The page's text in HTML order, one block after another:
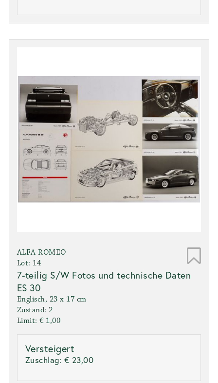
ALFA ROMEO
Lot: 14
7-teilig S/W Fotos und technische Daten
ES 30
Englisch, 23 x 17 cm
Zustand: 2
Limit: € 1,00
Versteigert
Zuschlag: € 23,00